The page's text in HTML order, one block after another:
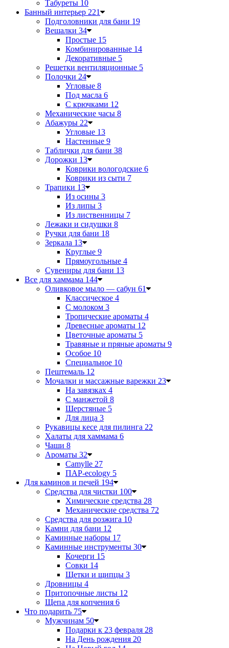
Табуреты 10
Банный интерьер 221
Подголовники для бани 19
Вешалки 34
Простые 15
Комбинированные 14
Декоративные 5
Решетки вентиляционные 5
Полочки 24
Угловые 8
Под масла 6
С крючками 12
Механические часы 8
Абажуры 22
Угловые 13
Настенные 9
Таблички для бани 38
Дорожки 13
Коврики вологодские 6
Коврики из сыти 7
Трапики 13
Из осины 3
Из липы 3
Из лиственницы 7
Лежаки и сидушки 8
Ручки для бани 18
Зеркала 13
Круглые 9
Прямоугольные 4
Сувениры для бани 13
Все для хаммама 144
Оливковое мыло — сабун 61
Классическое 4
С молоком 3
Тропические ароматы 4
Древесные ароматы 12
Цветочные ароматы 5
Травяные и пряные ароматы 9
Особое 10
Специальное 10
Пештемаль 12
Мочалки и массажные варежки 23
На завязках 4
С манжетой 8
Шерстяные 5
Для лица 3
Рукавицы кесе для пилинга 22
Халаты для хаммама 6
Чаши 8
Ароматы 32
Camylle 27
ПАР-ecology 5
Для каминов и печей 194
Средства для чистки 100
Химические средства 28
Механические средства 72
Средства для розжига 10
Камни для бани 12
Каминные наборы 17
Каминные инструменты 30
Кочерги 15
Совки 14
Щетки и щипцы 3
Дровницы 4
Притопочные листы 12
Щепа для копчения 6
Что подарить 75
Мужчинам 50
Подарки к 23 февраля 28
На День рождения 20